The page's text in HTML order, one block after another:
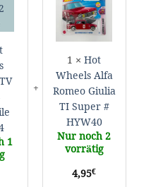
Wheels
TV
Series
Batmobile
#HYX44
1
Wheels
Alfa
Romeo
TI
Super
#
HYW40
1 ×Hot
Wheels Alfa
Romeo Giulia
TI Super #
HYW40
Nur noch 2
vorrätig
4,95€